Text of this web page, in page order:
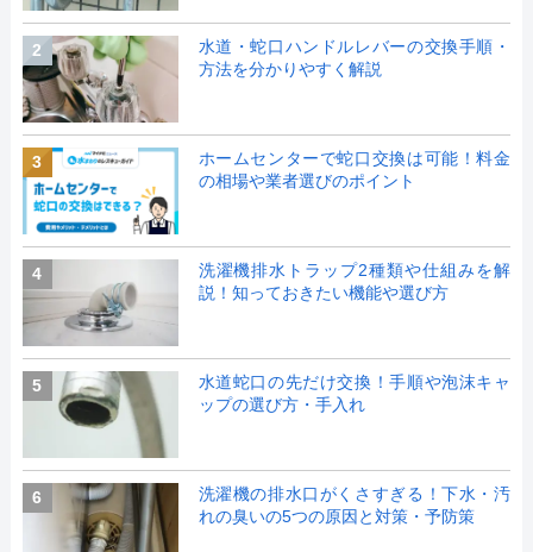
2
水道・蛇口ハンドルレバーの交換手順・
方法を分かりやすく解説
3
ホームセンターで蛇口交換は可能！料金
の相場や業者選びのポイント
4
洗濯機排水トラップ2種類や仕組みを解
説！知っておきたい機能や選び方
5
水道蛇口の先だけ交換！手順や泡沫キャ
ップの選び方・手入れ
6
洗濯機の排水口がくさすぎる！下水・汚
れの臭いの5つの原因と対策・予防策